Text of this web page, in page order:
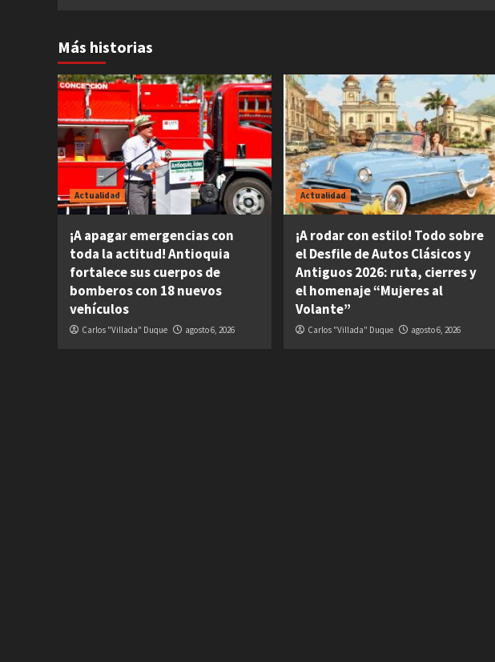
Más historias
Actualidad
¡A apagar emergencias con
toda la actitud! Antioquia
fortalece sus cuerpos de
bomberos con 18 nuevos
vehículos
Carlos "Villada" Duque agosto 6, 2026
Actualidad
¡A rodar con estilo! Todo sobre
el Desfile de Autos Clásicos y
Antiguos 2026: ruta, cierres y
el homenaje “Mujeres al
Volante”
Carlos "Villada" Duque agosto 6, 2026